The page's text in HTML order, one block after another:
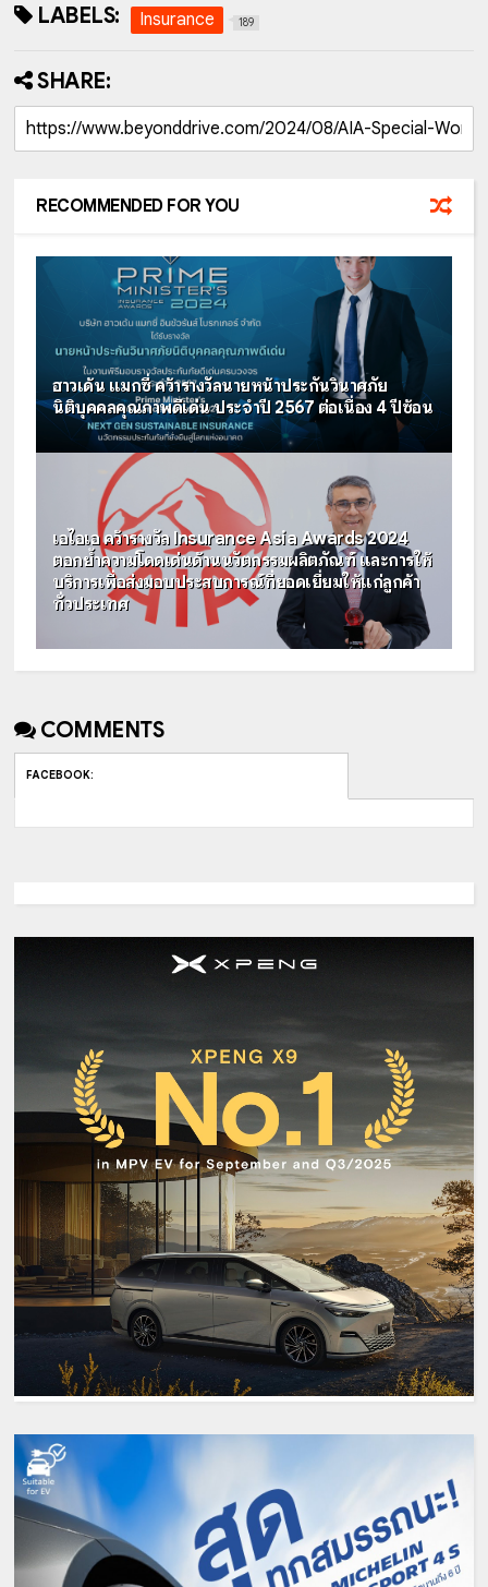
LABELS: Insurance 189
SHARE:
RECOMMENDED FOR YOU
ฮาวเด้น แมกซี่ คว้ารางวัลนายหน้าประกันวินาศภัย
นิติบุคคลคุณภาพดีเด่น ประจำปี 2567 ต่อเนื่อง 4 ปีซ้อน
เอไอเอ คว้ารางวัล Insurance Asia Awards 2024
ตอกย้ำความโดดเด่นด้านนวัตกรรมผลิตภัณฑ์ และการให้
บริการเพื่อส่งมอบประสบการณ์ที่ยอดเยี่ยมให้แก่ลูกค้า
ทั่วประเทศ
COMMENTS
FACEBOOK: